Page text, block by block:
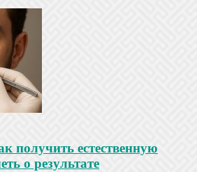
получить естественную
о результате